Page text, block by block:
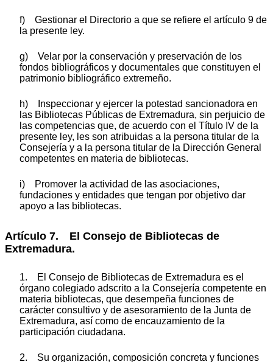
f) Gestionar el Directorio a que se refiere el artículo 9 de
la presente ley.
g) Velar por la conservación y preservación de los
fondos bibliográficos y documentales que constituyen el
patrimonio bibliográfico extremeño.
h) Inspeccionar y ejercer la potestad sancionadora en
las Bibliotecas Públicas de Extremadura, sin perjuicio de
las competencias que, de acuerdo con el Título IV de la
presente ley, les son atribuidas a la persona titular de la
Consejería y a la persona titular de la Dirección General
competentes en materia de bibliotecas.
i) Promover la actividad de las asociaciones,
fundaciones y entidades que tengan por objetivo dar
apoyo a las bibliotecas.
Artículo 7. El Consejo de Bibliotecas de
Extremadura.
1. El Consejo de Bibliotecas de Extremadura es el
órgano colegiado adscrito a la Consejería competente en
materia bibliotecas, que desempeña funciones de
carácter consultivo y de asesoramiento de la Junta de
Extremadura, así como de encauzamiento de la
participación ciudadana.
2. Su organización, composición concreta y funciones